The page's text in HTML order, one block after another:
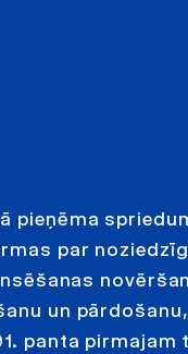
pieņēma
par
un
panta pirmajam